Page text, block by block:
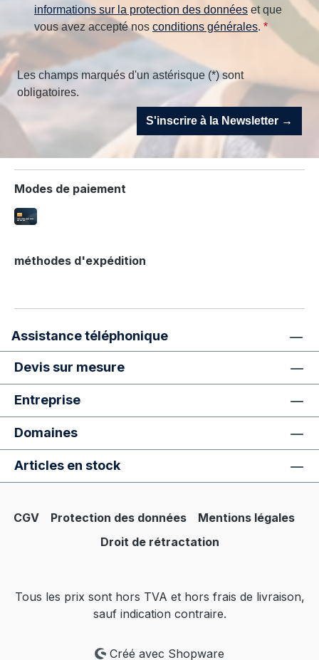
informations sur la protection des données et que
vous avez accepté nos conditions générales. *
Les champs marqués d'un astérisque (*) sont
obligatoires.
S'inscrire à la Newsletter →
Modes de paiement
méthodes d'expédition
Assistance téléphonique
Devis sur mesure
Entreprise
Domaines
Articles en stock
CGV Protection des données
Mentions légales
Droit de rétractation
Tous les prix sont hors TVA et hors frais de livraison,
sauf indication contraire.
Créé avec Shopware